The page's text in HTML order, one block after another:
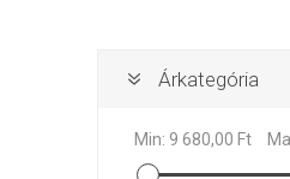
Kiegészítők
Pótalkatrészek
Árkategória
Min: 9 680,00 Ft